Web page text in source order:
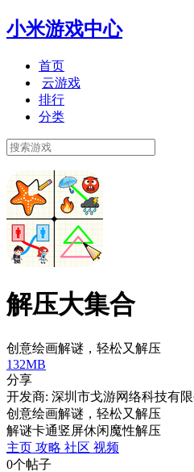
小米游戏中心
首页
云游戏
排行
分类
解压大集合
创意绘画解谜，轻松又解压
132MB
分享
开发商: 深圳市戈游网络科技有限
创意绘画解谜，轻松又解压
解谜卡通竖屏休闲魔性解压
主页 攻略 社区 视频
0个帖子